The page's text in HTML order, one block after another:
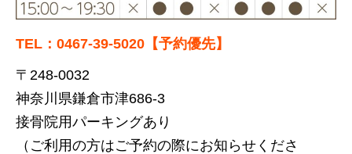
TEL：0467-39-5020【予約優先】
〒248-0032
神奈川県鎌倉市津686-3
接骨院用パーキングあり
（ご利用の方はご予約の際にお知らせくださ